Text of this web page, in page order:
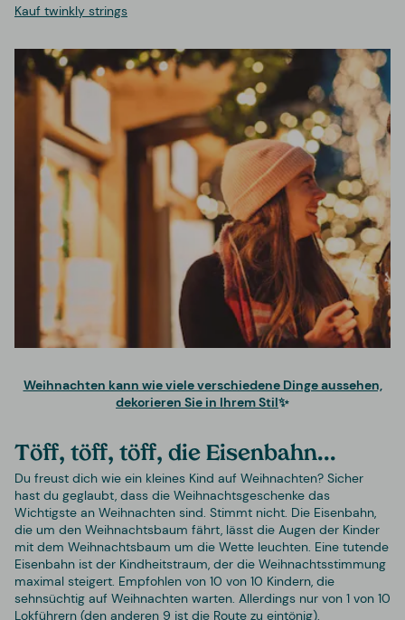
Kauf twinkly strings
Weihnachten kann wie viele verschiedene Dinge aussehen,
dekorieren Sie in Ihrem Stil✨
Töff, töff, töff, die Eisenbahn...
Du freust dich wie ein kleines Kind auf Weihnachten? Sicher
hast du geglaubt, dass die Weihnachtsgeschenke das
Wichtigste an Weihnachten sind. Stimmt nicht. Die Eisenbahn,
die um den Weihnachtsbaum fährt, lässt die Augen der Kinder
mit dem Weihnachtsbaum um die Wette leuchten. Eine tutende
Eisenbahn ist der Kindheitstraum, der die Weihnachtsstimmung
maximal steigert. Empfohlen von 10 von 10 Kindern, die
sehnsüchtig auf Weihnachten warten. Allerdings nur von 1 von 10
Lokführern (den anderen 9 ist die Route zu eintönig).